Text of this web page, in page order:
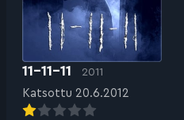
11-11-11 2011
Katsottu 20.6.2012